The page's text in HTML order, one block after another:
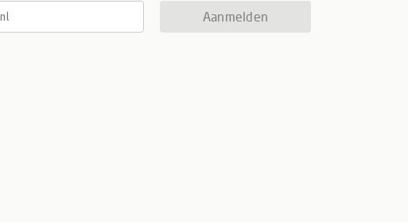
Aanmelden